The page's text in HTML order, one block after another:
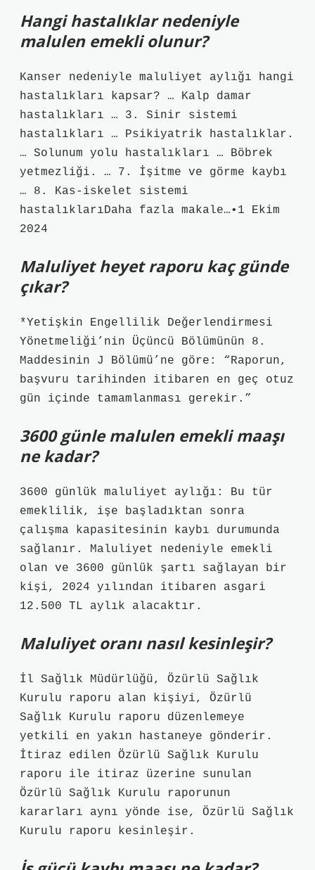
Hangi hastalıklar nedeniyle
malulen emekli olunur?
Kanser nedeniyle maluliyet aylığı hangi
hastalıkları kapsar? … Kalp damar
hastalıkları … 3. Sinir sistemi
hastalıkları … Psikiyatrik hastalıklar.
… Solunum yolu hastalıkları … Böbrek
yetmezliği. … 7. İşitme ve görme kaybı
… 8. Kas-iskelet sistemi
hastalıklarıDaha fazla makale…•1 Ekim
2024
Maluliyet heyet raporu kaç günde
çıkar?
*Yetişkin Engellilik Değerlendirmesi
Yönetmeliği’nin Üçüncü Bölümünün 8.
Maddesinin J Bölümü’ne göre: “Raporun,
başvuru tarihinden itibaren en geç otuz
gün içinde tamamlanması gerekir.”
3600 günle malulen emekli maaşı
ne kadar?
3600 günlük maluliyet aylığı: Bu tür
emeklilik, işe başladıktan sonra
çalışma kapasitesinin kaybı durumunda
sağlanır. Maluliyet nedeniyle emekli
olan ve 3600 günlük şartı sağlayan bir
kişi, 2024 yılından itibaren asgari
12.500 TL aylık alacaktır.
Maluliyet oranı nasıl kesinleşir?
İl Sağlık Müdürlüğü, Özürlü Sağlık
Kurulu raporu alan kişiyi, Özürlü
Sağlık Kurulu raporu düzenlemeye
yetkili en yakın hastaneye gönderir.
İtiraz edilen Özürlü Sağlık Kurulu
raporu ile itiraz üzerine sunulan
Özürlü Sağlık Kurulu raporunun
kararları aynı yönde ise, Özürlü Sağlık
Kurulu raporu kesinleşir.